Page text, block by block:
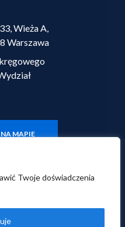
Twoje doświadczenia
Wieża A,
Warszawa
MAPIE
i Ekonomii.
informacyjna